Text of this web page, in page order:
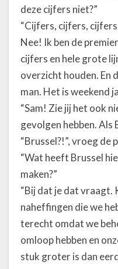
deze cijfers niet?”
“Cijfers, cijfers,
Nee! Ik ben de
cijfers en hele grote
overzicht houden. En
man. Het is weekend
“Sam! Zie jij het ook
gevolgen hebben. Als
“Brussel?!”, vroeg de
“Wat heeft Brussel
maken?”
“Bij dat je dat vraagt.
naheffingen die we
terecht omdat we
omloop hebben en
stuk groter is dan